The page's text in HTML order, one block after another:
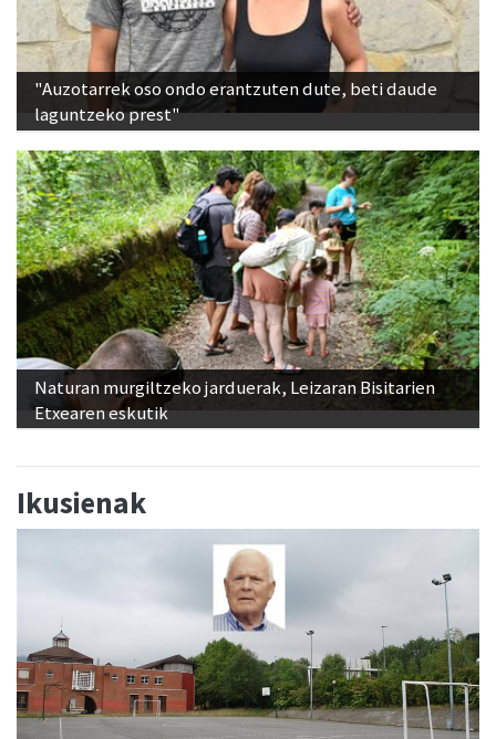
"Auzotarrek oso ondo erantzuten dute, beti daude
laguntzeko prest"
Naturan murgiltzeko jarduerak, Leizaran Bisitarien
Etxearen eskutik
Ikusienak